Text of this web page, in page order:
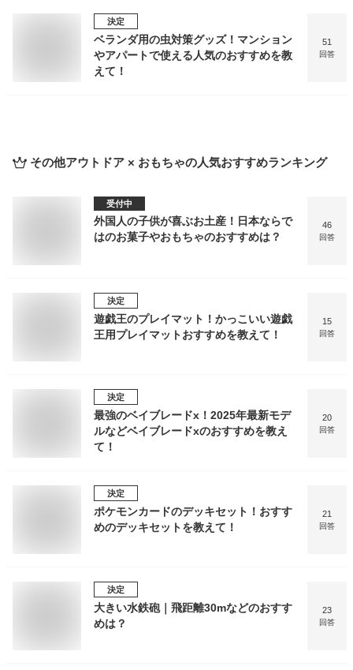
決定
ベランダ用の虫対策グッズ！マンション
やアパートで使える人気のおすすめを教
えて！
51
回答
その他アウトドア × おもちゃの人気おすすめランキング
受付中
外国人の子供が喜ぶお土産！日本ならで
はのお菓子やおもちゃのおすすめは？
46
回答
決定
遊戯王のプレイマット！かっこいい遊戯
王用プレイマットおすすめを教えて！
15
回答
決定
最強のベイブレードx！2025年最新モデ
ルなどベイブレードxのおすすめを教え
て！
20
回答
決定
ポケモンカードのデッキセット！おすす
めのデッキセットを教えて！
21
回答
決定
大きい水鉄砲｜飛距離30mなどのおすす
めは？
23
回答